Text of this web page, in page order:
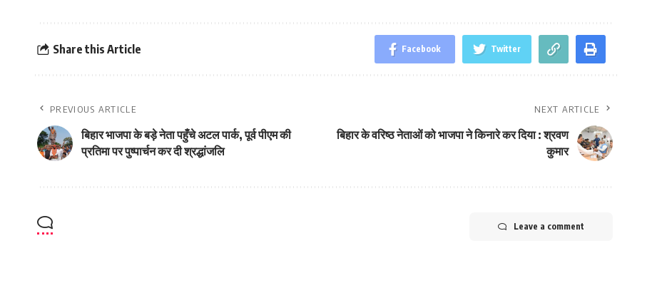
Share this Article Facebook Twitter
PREVIOUS ARTICLE
बिहार भाजपा के बड़े नेता पहुँचे अटल पार्क, पूर्व पीएम की
प्रतिमा पर पुष्पार्चन कर दी श्रद्धांजलि
NEXT ARTICLE
बिहार के वरिष्ठ नेताओं को भाजपा ने किनारे कर दिया : श्रवण
कुमार
Leave a comment